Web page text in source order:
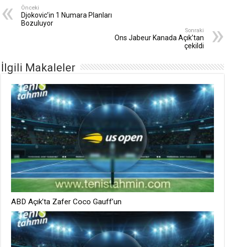
Önceki
Djokovic’in 1 Numara Planları
Bozuluyor
Sonraki
Ons Jabeur Kanada Açık’tan
çekildi
İlgili Makaleler
ABD Açık’ta Zafer Coco Gauff’un